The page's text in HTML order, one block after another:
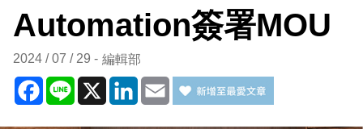
Automation簽署MOU
2024 / 07 / 29 編輯部
Facebook
Line X LinkedIn
Email